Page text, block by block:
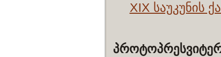
XIX საუკუნის